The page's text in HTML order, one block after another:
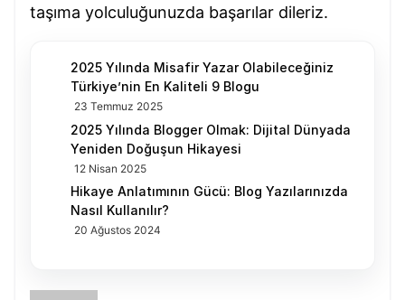
taşıma yolculuğunuzda başarılar dileriz.
2025 Yılında Misafir Yazar Olabileceğiniz
Türkiye’nin En Kaliteli 9 Blogu
23 Temmuz 2025
2025 Yılında Blogger Olmak: Dijital Dünyada
Yeniden Doğuşun Hikayesi
12 Nisan 2025
Hikaye Anlatımının Gücü: Blog Yazılarınızda
Nasıl Kullanılır?
20 Ağustos 2024